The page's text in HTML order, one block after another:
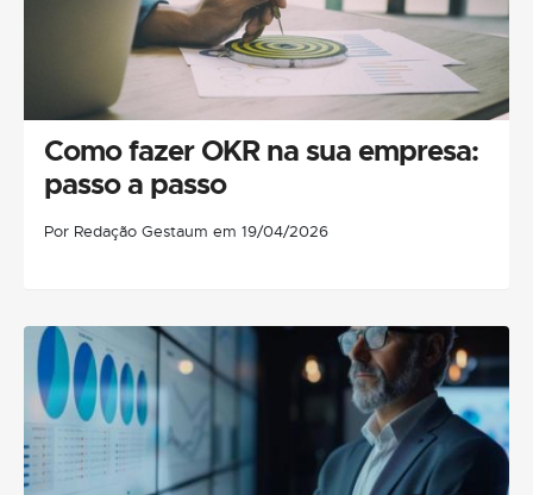
Como fazer OKR na sua empresa:
passo a passo
Por Redação Gestaum em 19/04/2026